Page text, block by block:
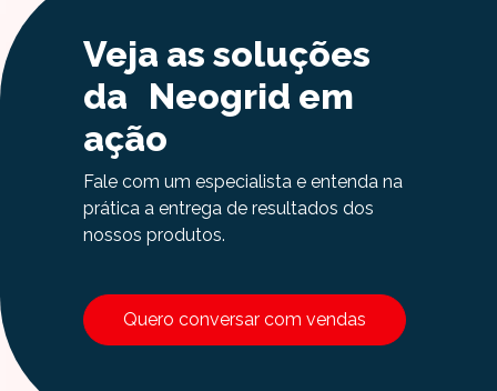
Veja as soluções
da Neogrid em
ação
Fale com um especialista e entenda na
prática a entrega de resultados dos
nossos produtos.
Quero conversar com vendas